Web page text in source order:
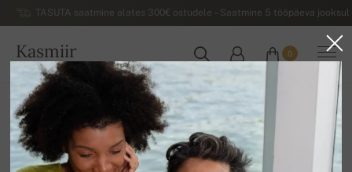
TASUTA saatmine alates 300€ ostudele – Saatmine 5 tööpäeva
Kasmiir
EESTI
0
Koju MEESTE SVIITRID